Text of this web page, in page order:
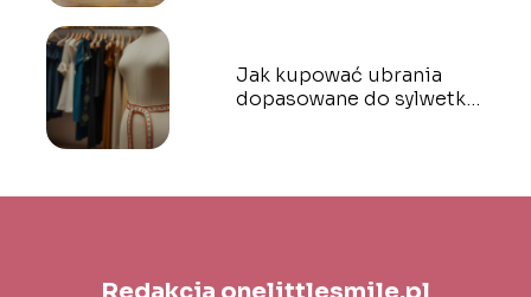
Jak kupować ubrania
dopasowane do sylwetki?